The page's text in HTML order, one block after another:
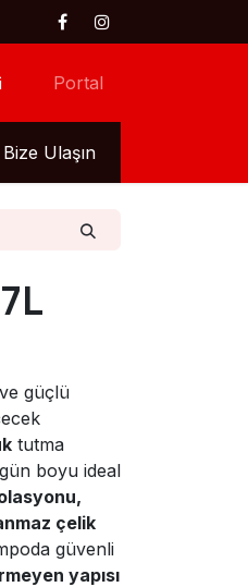
Portal
Bize Ulaşın
ve güçlü
tutma
boyu ideal
çelik
güvenli
yapısı